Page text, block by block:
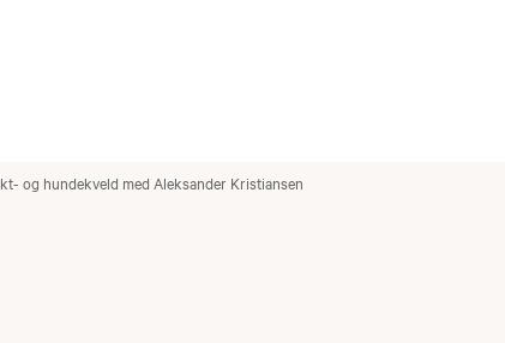
og hundekveld med Aleksander Kristiansen